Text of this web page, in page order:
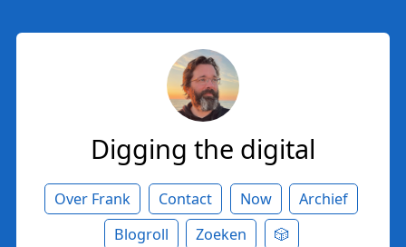
Digging the digital
Over Frank Contact Now
Archief
Blogroll
Zoeken 🎲